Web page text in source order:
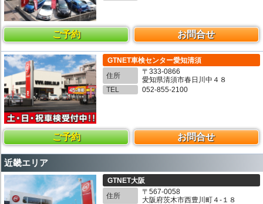
ご予約 お問合せ
GTNET車検センター愛知清須
住所
〒333-0866
愛知県清須市春日川中４８
TEL
052-855-2100
ご予約 お問合せ
近畿エリア
GTNET大阪
住所
〒567-0058
大阪府茨木市西豊川町４-１８